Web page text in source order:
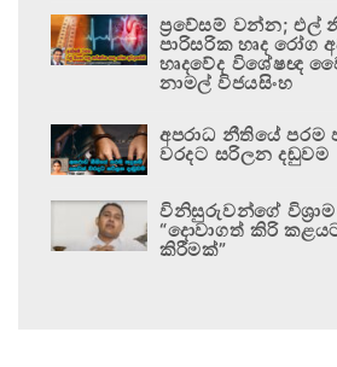
ප්‍රවේසම් වන්න;
පාරිසරික හෘද රෝග
හෘදවේද විශේෂඥ
නාමල් විජයසිංහ
අපරාධ නීතියේ පරම
වරදට සරිලන දඬුවම
විනිසුරුවන්ගේ
“දොවාගත් කිරි
කිරීමක්”